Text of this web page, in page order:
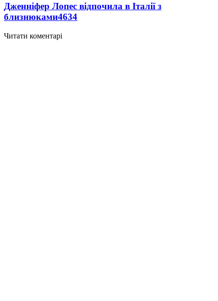
Дженніфер Лопес відпочила в Італії з
близнюками4634
Читати коментарі